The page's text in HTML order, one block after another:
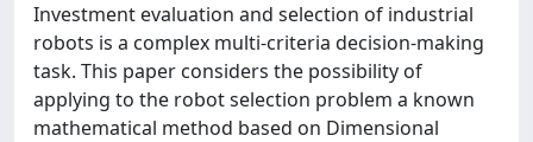
Investment evaluation and selection of industrial
robots is a complex multi-criteria decision-making
task. This paper considers the possibility of
applying to the robot selection problem a known
mathematical method based on Dimensional